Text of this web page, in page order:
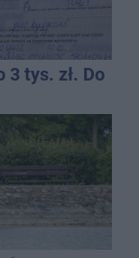
3 tys. zł. Do